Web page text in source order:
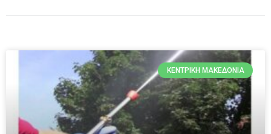
ΚΕΝΤΡΙΚΉ ΜΑΚΕΔΟΝΊΑ